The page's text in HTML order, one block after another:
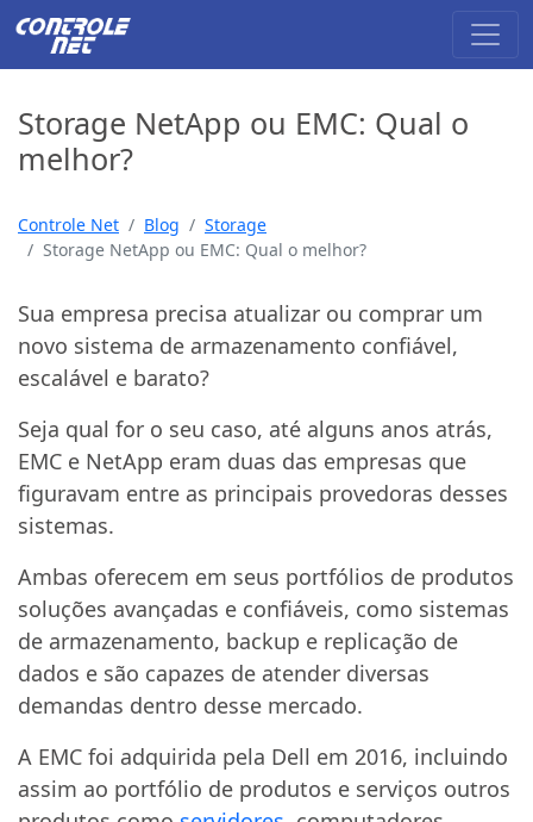
Storage NetApp ou EMC: Qual o
melhor?
Controle Net Blog
Storage
Storage NetApp ou EMC: Qual o melhor?
Sua empresa precisa atualizar ou comprar um
novo sistema de armazenamento confiável,
escalável e barato?
Seja qual for o seu caso, até alguns anos atrás,
EMC e NetApp eram duas das empresas que
figuravam entre as principais provedoras desses
sistemas.
Ambas oferecem em seus portfólios de produtos
soluções avançadas e confiáveis, como sistemas
de armazenamento, backup e replicação de
dados e são capazes de atender diversas
demandas dentro desse mercado.
A EMC foi adquirida pela Dell em 2016, incluindo
assim ao portfólio de produtos e serviços outros